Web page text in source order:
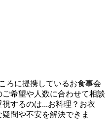
ろに提携しているお食事会
希望や人数に合わせて相談
するのは...お料理？お衣
問や不安を解決できま